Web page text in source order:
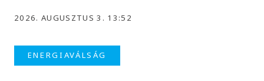
2026. AUGUSZTUS 3. 13:52
ENERGIAVÁLSÁG